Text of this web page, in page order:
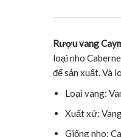
Rượu vang
loại nho
để sản xuất. Và
Loại vang:
Xuất xứ:
Giống nho: